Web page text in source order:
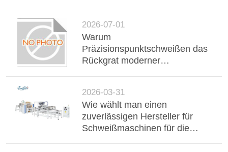
2026-07-01
Warum
Präzisionspunktschweißen das
Rückgrat moderner
Industriebranche ist
2026-03-31
Wie wählt man einen
zuverlässigen Hersteller für
Schweißmaschinen für die